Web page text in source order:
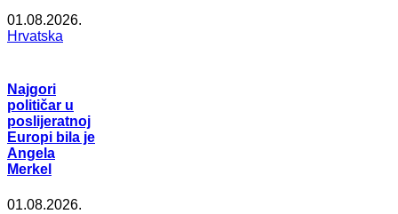
01.08.2026.
Hrvatska
Najgori
političar u
poslijeratnoj
Europi bila je
Angela
Merkel
01.08.2026.